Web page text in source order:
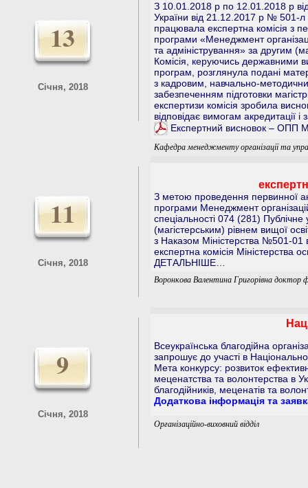
13
Січня, 2018
З 10.01.2018 р по 12.01.2018 р
України від 21.12.2017 р № 501-л
працювала експертна комісія з
програми «Менеджмент
та адміністрування» за другим
Комісія, керуючись державними
програм, розглянула подані
з кадровим, навчально-
забезпеченням підготовки
експертизи комісія зробила
відповідає вимогам акредитації
Експертний висновок – ОПП
Кафедра менеджменту організації та
11
Січня, 2018
З метою проведення первинної
програми Менеджмент
спеціальності 074 (281)
(магістерським) рівнем вищої
з Наказом Міністерства №501-01
експертна комісія Міністерства
ДЕТАЛЬНІШЕ…
Воронкова Валентина Григорівна доктор
9
Січня, 2018
Всеукраїнська благодійна
запрошує до участі в
Мета конкурсу: розвиток
меценатства та волонтерства в
благодійників, меценатів та
Додаткова інформація та
Організаційно-виховний відділ